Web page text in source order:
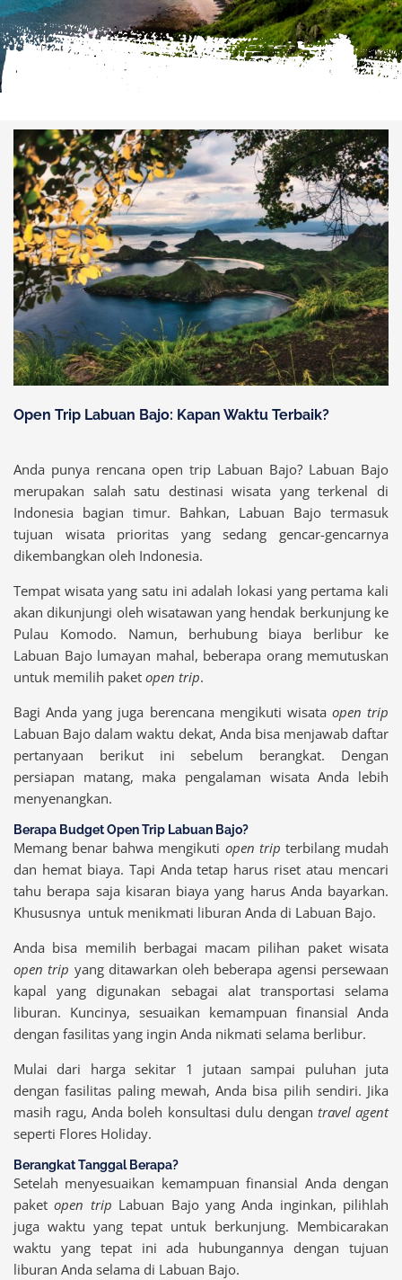
Open Trip Labuan Bajo: Kapan Waktu Terbaik?
Anda punya rencana open trip Labuan Bajo? Labuan Bajo
merupakan salah satu destinasi wisata yang terkenal di
Indonesia bagian timur. Bahkan, Labuan Bajo termasuk
tujuan wisata prioritas yang sedang gencar-gencarnya
dikembangkan oleh Indonesia.
Tempat wisata yang satu ini adalah lokasi yang pertama kali
akan dikunjungi oleh wisatawan yang hendak berkunjung ke
Pulau Komodo. Namun, berhubung biaya berlibur ke
Labuan Bajo lumayan mahal, beberapa orang memutuskan
untuk memilih paket open trip.
Bagi Anda yang juga berencana mengikuti wisata open trip
Labuan Bajo dalam waktu dekat, Anda bisa menjawab daftar
pertanyaan berikut ini sebelum berangkat. Dengan
persiapan matang, maka pengalaman wisata Anda lebih
menyenangkan.
Berapa Budget Open Trip Labuan Bajo?
Memang benar bahwa mengikuti open trip terbilang mudah
dan hemat biaya. Tapi Anda tetap harus riset atau mencari
tahu berapa saja kisaran biaya yang harus Anda bayarkan.
Khususnya untuk menikmati liburan Anda di Labuan Bajo.
Anda bisa memilih berbagai macam pilihan paket wisata
open trip yang ditawarkan oleh beberapa agensi persewaan
kapal yang digunakan sebagai alat transportasi selama
liburan. Kuncinya, sesuaikan kemampuan finansial Anda
dengan fasilitas yang ingin Anda nikmati selama berlibur.
Mulai dari harga sekitar 1 jutaan sampai puluhan juta
dengan fasilitas paling mewah, Anda bisa pilih sendiri. Jika
masih ragu, Anda boleh konsultasi dulu dengan travel agent
seperti Flores Holiday.
Berangkat Tanggal Berapa?
Setelah menyesuaikan kemampuan finansial Anda dengan
paketopen trip Labuan Bajo yang Anda inginkan, pilihlah
juga waktu yang tepat untuk berkunjung. Membicarakan
waktu yang tepat ini ada hubungannya dengan tujuan
liburan Anda selama di Labuan Bajo.